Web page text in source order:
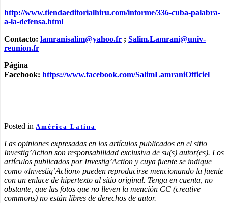
http://www.tiendaeditorialhiru.com/informe/336-cuba-palabra-
a-la-defensa.html
Contacto: lamranisalim@yahoo.fr ; Salim.Lamrani@univ-
reunion.fr
Página
Facebook: https://www.facebook.com/SalimLamraniOfficiel
Posted in América Latina
Las opiniones expresadas en los artículos publicados en el sitio
Investig’Action son responsabilidad exclusiva de su(s) autor(es). Los
artículos publicados por Investig’Action y cuya fuente se indique
como «Investig’Action» pueden reproducirse mencionando la fuente
con un enlace de hipertexto al sitio original. Tenga en cuenta, no
obstante, que las fotos que no lleven la mención CC (creative
commons) no están libres de derechos de autor.